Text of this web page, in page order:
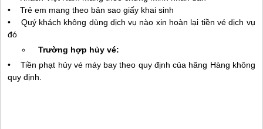
• Trẻ em mang theo bản sao giấy khai sinh
• Quý khách không dùng dịch vụ nào xin hoàn lại tiền vé dịch vụ
đó
Trường hợp hủy vé:
• Tiền phạt hủy vé máy bay theo quy định của hãng Hàng không
quy định.